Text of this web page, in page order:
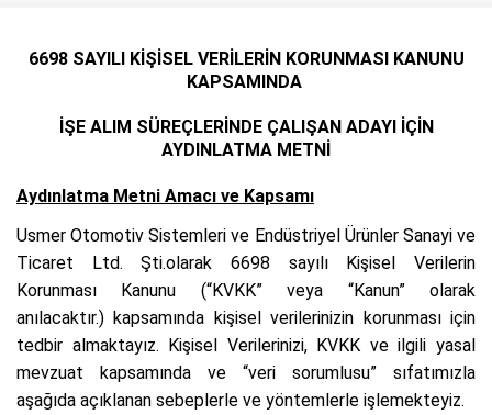
6698 SAYILI KİŞİSEL VERİLERİN KORUNMASI KANUNU
KAPSAMINDA
İŞE ALIM SÜREÇLERİNDE ÇALIŞAN ADAYI İÇİN
AYDINLATMA METNİ
Aydınlatma Metni Amacı ve Kapsamı
Usmer Otomotiv Sistemleri ve Endüstriyel Ürünler Sanayi ve
Ticaret Ltd. Şti.olarak 6698 sayılı Kişisel Verilerin
Korunması Kanunu (“KVKK” veya “Kanun” olarak
anılacaktır.) kapsamında kişisel verilerinizin korunması için
tedbir almaktayız. Kişisel Verilerinizi, KVKK ve ilgili yasal
mevzuat kapsamında ve “veri sorumlusu” sıfatımızla
aşağıda açıklanan sebeplerle ve yöntemlerle işlemekteyiz.